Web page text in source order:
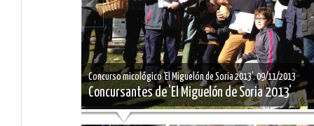
Concurso micológico 'El Miguelón de Soria 2013'. 09/11/2013
Concursantes de 'El Miguelón de Soria 2013'